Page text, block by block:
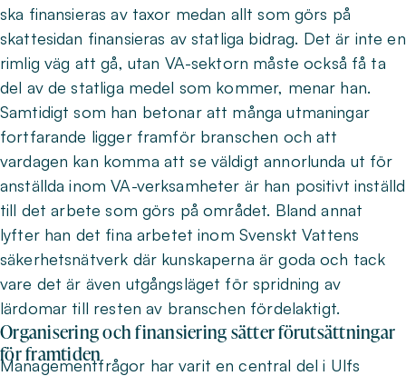
ska finansieras av taxor medan allt som görs på
skattesidan finansieras av statliga bidrag. Det är inte en
rimlig väg att gå, utan VA-sektorn måste också få ta
del av de statliga medel som kommer, menar han.
Samtidigt som han betonar att många utmaningar
fortfarande ligger framför branschen och att
vardagen kan komma att se väldigt annorlunda ut för
anställda inom VA-verksamheter är han positivt inställd
till det arbete som görs på området. Bland annat
lyfter han det fina arbetet inom Svenskt Vattens
säkerhetsnätverk där kunskaperna är goda och tack
vare det är även utgångsläget för spridning av
lärdomar till resten av branschen fördelaktigt.
Organisering och finansiering sätter förutsättningar
för framtiden
Managementfrågor har varit en central del i Ulfs